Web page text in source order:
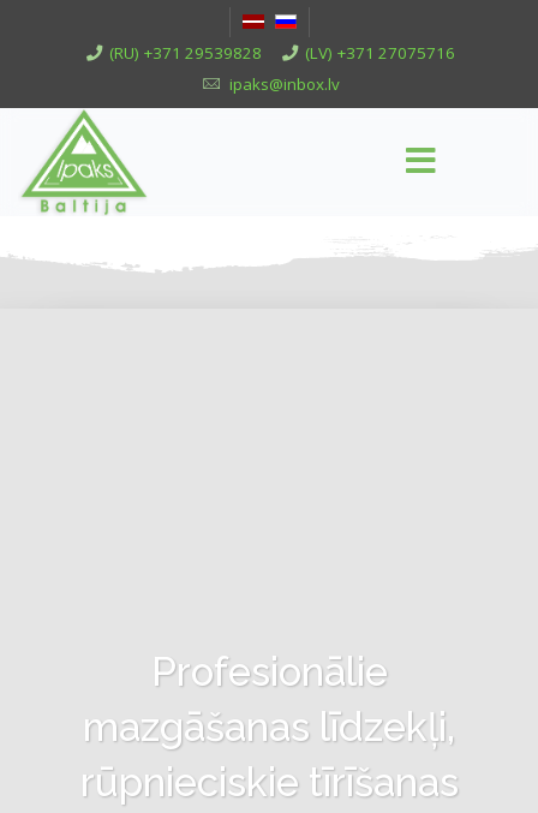
(RU) +371 29539828
(LV) +371 27075716
ipaks@inbox.lv
Profesionālie
mazgāšanas līdzekļi,
rūpnieciskie tīrīšanas